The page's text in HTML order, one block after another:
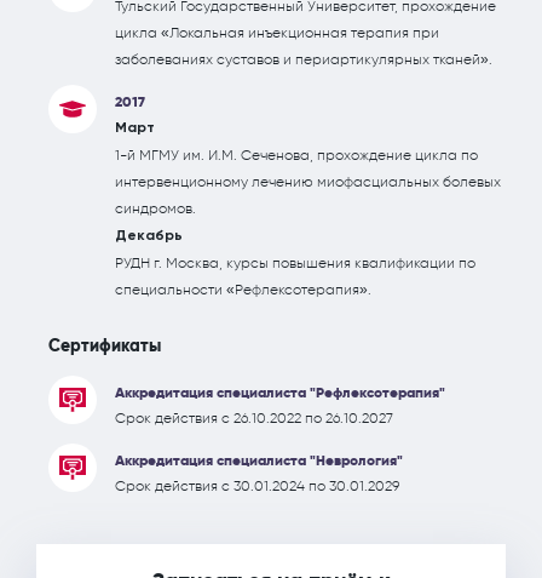
Тульский Государственный Университет, прохождение
цикла «Локальная инъекционная терапия при
заболеваниях суставов и периартикулярных тканей».
2017
Март
1-й МГМУ им. И.М. Сеченова, прохождение цикла по
интервенционному лечению миофасциальных болевых
синдромов.
Декабрь
РУДН г. Москва, курсы повышения квалификации по
специальности «Рефлексотерапия».
Сертификаты
Аккредитация специалиста "Рефлексотерапия"
Срок действия с 26.10.2022 по 26.10.2027
Аккредитация специалиста "Неврология"
Срок действия с 30.01.2024 по 30.01.2029